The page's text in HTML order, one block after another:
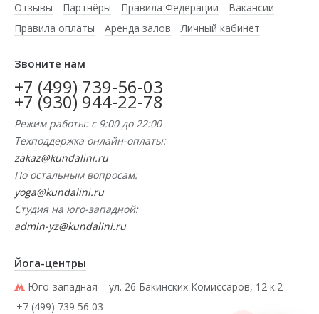
Отзывы
Партнёры Правила Федерации
Вакансии
Правила оплаты
Аренда залов Личный кабинет
Звоните нам
+7 (499) 739-56-03
+7 (930) 944-22-78
Режим работы: с 9:00 до 22:00
Техподдержка онлайн-оплаты:
zakaz@kundalini.ru
По остальным вопросам:
yoga@kundalini.ru
Студия на юго-западной:
admin-yz@kundalini.ru
Йога-центры
Юго-западная – ул. 26 Бакинских Комиссаров, 12 к.2
+7 (499) 739 56 03